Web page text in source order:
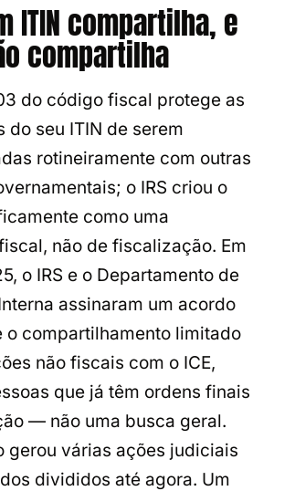
ITIN compartilha, e
compartilha
do código fiscal protege as
do seu ITIN de serem
rotineiramente com outras
o IRS criou o
como uma
não de fiscalização. Em
o IRS e o Departamento de
assinaram um acordo
o compartilhamento limitado
não fiscais com o ICE,
que já têm ordens finais
— não uma busca geral.
gerou várias ações judiciais
divididos até agora. Um